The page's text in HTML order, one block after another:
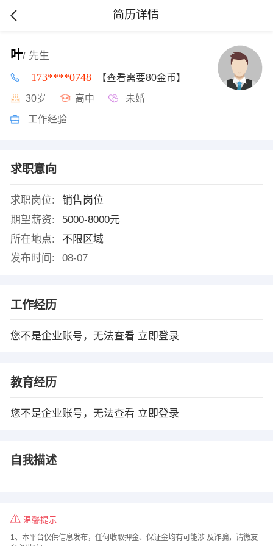
简历详情
叶/ 先生
173****0748 【查看需要80金币】
30岁 高中 未婚
工作经验
求职意向
求职岗位:
销售岗位
期望薪资:
5000-8000元
所在地点:
不限区域
发布时间:
08-07
工作经历
您不是企业账号，无法查看 立即登录
教育经历
您不是企业账号，无法查看 立即登录
自我描述
温馨提示
1、本平台仅供信息发布，任何收取押金、保证金均有可能涉 及诈骗，请微友